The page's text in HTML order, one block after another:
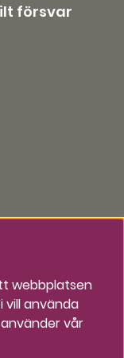
försvar
webbplatsen
använda
vår